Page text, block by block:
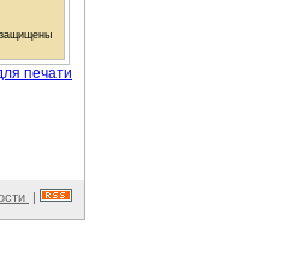
защищены
печати
|